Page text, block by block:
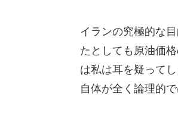
イランの究極的な
たとしても原油価
は私は耳を疑って
自体が全く論理的